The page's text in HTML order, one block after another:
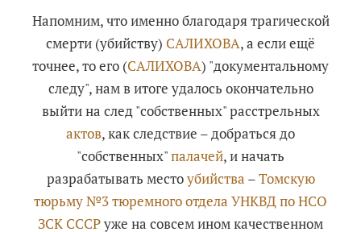
Напомним, что именно благодаря трагической
смерти (убийству) САЛИХОВА, а если ещё
точнее, то его (САЛИХОВА) "документальному
следу", нам в итоге удалось окончательно
выйти на след "собственных" расстрельных
актов, как следствие – добраться до
"собственных"палачей, и начать
разрабатывать местоубийства –Томскую
тюрьму №3 тюремного отдела УНКВД по НСО
ЗСК СССРуже на совсем ином качественном